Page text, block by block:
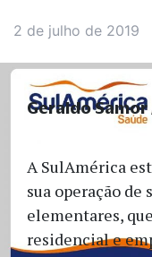
2 de julho de 2019
A SulAmérica
sua operação de
elementares,
residencial e
Geraldo Samor